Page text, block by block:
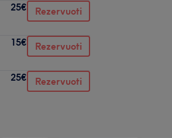
25€ Rezervuoti
15€ Rezervuoti
25€ Rezervuoti